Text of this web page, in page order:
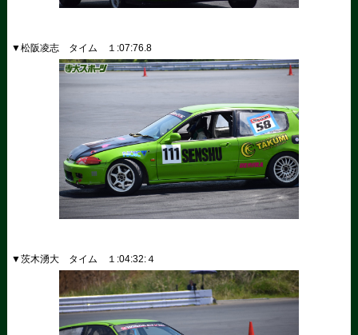
▼松阪凌志 タイム １ :07:76.8
▼茨木湧大 タイム １ :04:32:４